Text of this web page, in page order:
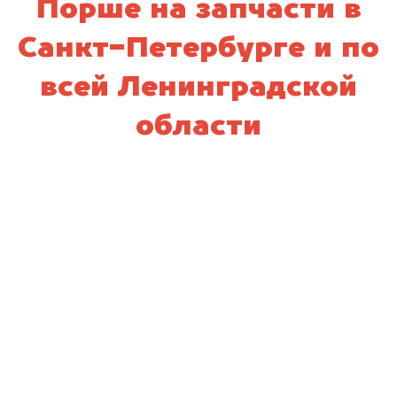
Порше на запчасти в
Санкт-Петербурге и по
всей Ленинградской
области